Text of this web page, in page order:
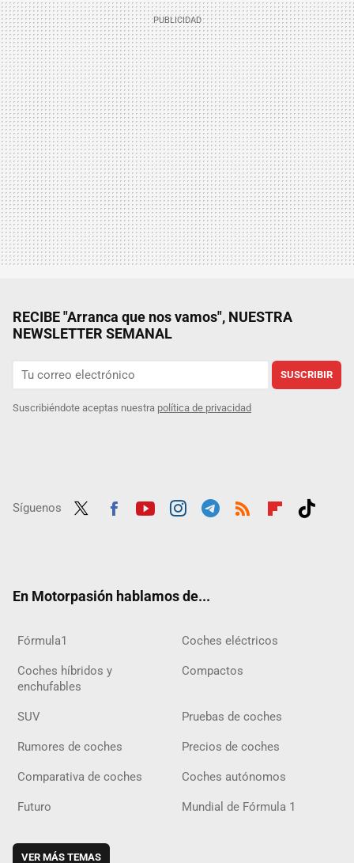
RECIBE "Arranca que nos vamos", NUESTRA
NEWSLETTER SEMANAL
SUSCRIBIR
Suscribiéndote aceptas nuestra política de privacidad
Síguenos
En Motorpasión hablamos de...
Fórmula1 Coches eléctricos
Coches híbridos y
enchufables
Compactos
SUV Pruebas de coches
Rumores de coches Precios de coches
Comparativa de coches Coches autónomos
Futuro Mundial de Fórmula 1
VER MÁS TEMAS